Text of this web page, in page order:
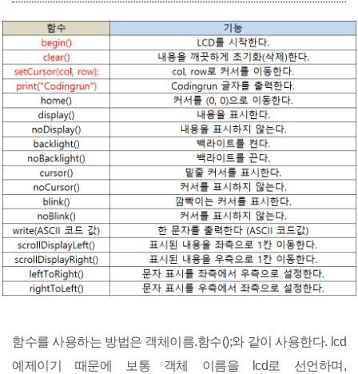
함수를 사용하는 방법은 객체이름.함수();와 같이 사용한다. lcd
예제이기 때문에 보통 객체 이름을 lcd로 선언하며,